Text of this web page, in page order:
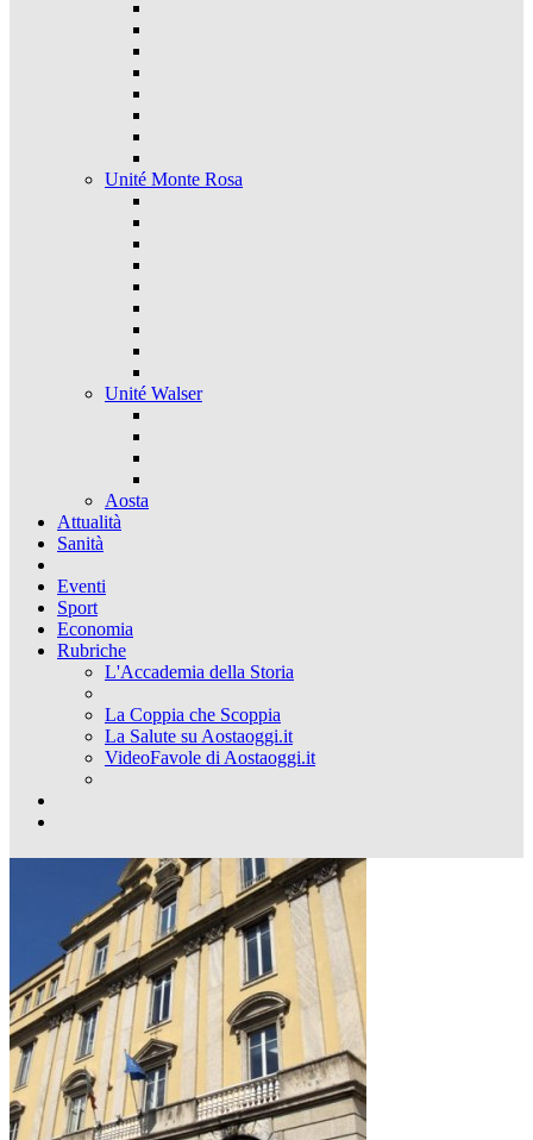
Unité Monte Rosa
Unité Walser
Aosta
Attualità
Sanità
Eventi
Sport
Economia
Rubriche
L'Accademia della Storia
La Coppia che Scoppia
La Salute su Aostaoggi.it
VideoFavole di Aostaoggi.it